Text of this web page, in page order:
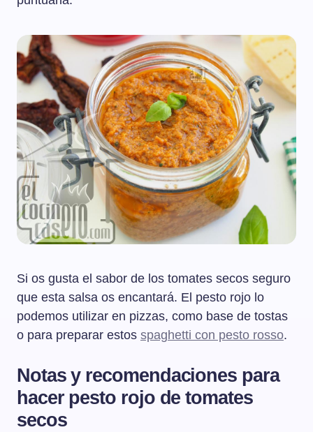
Si os gusta el sabor de los tomates secos seguro
que esta salsa os encantará. El pesto rojo lo
podemos utilizar en pizzas, como base de tostas
o para preparar estos spaghetti con pesto rosso.
Notas y recomendaciones para
hacer pesto rojo de tomates
secos